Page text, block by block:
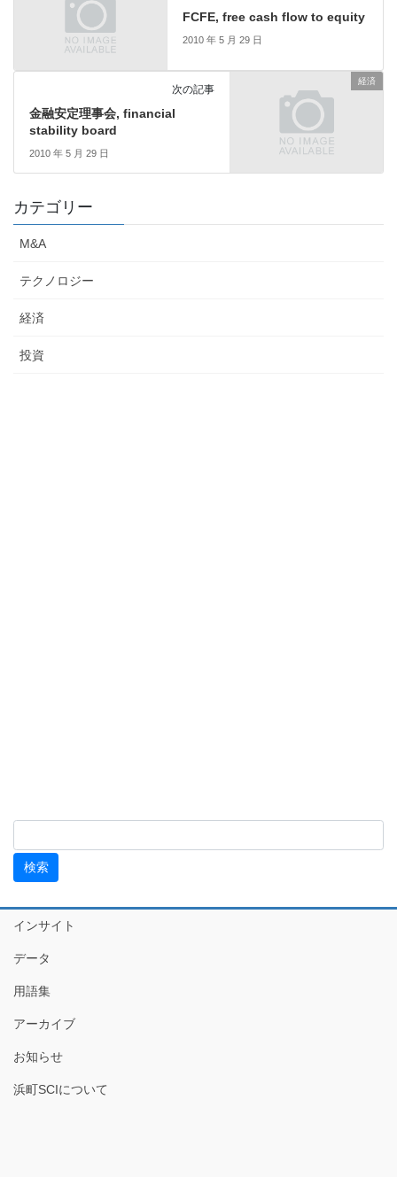
FCFE, free cash flow to equity
2010 年 5 月 29 日
経済
次の記事
金融安定理事会, financial
stability board
2010 年 5 月 29 日
カテゴリー
M&A
テクノロジー
経済
投資
インサイト
データ
用語集
アーカイブ
お知らせ
浜町SCIについて